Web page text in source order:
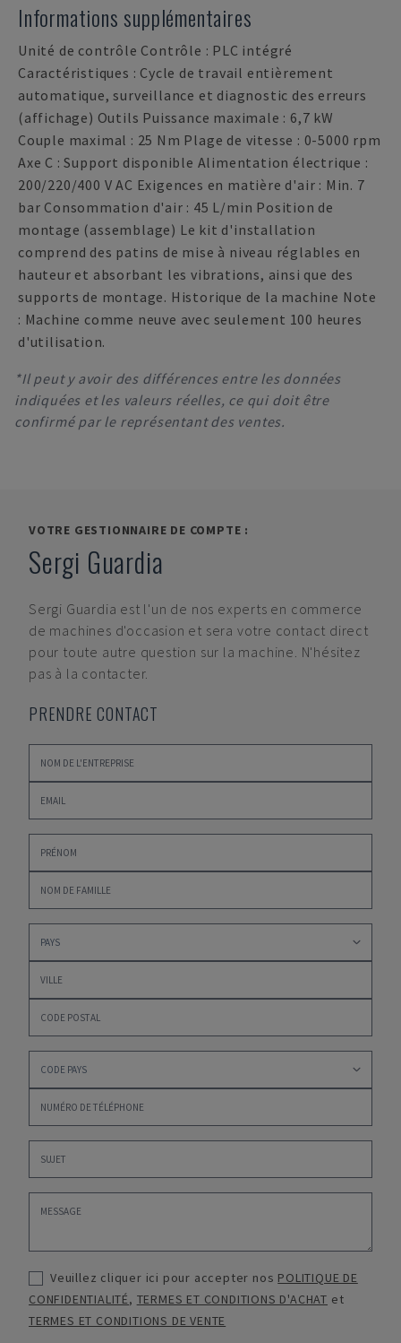
Informations supplémentaires
Unité de contrôle Contrôle : PLC intégré
Caractéristiques : Cycle de travail entièrement
automatique, surveillance et diagnostic des erreurs
(affichage) Outils Puissance maximale : 6,7 kW
Couple maximal : 25 Nm Plage de vitesse : 0-5000 rpm
Axe C : Support disponible Alimentation électrique :
200/220/400 V AC Exigences en matière d'air : Min. 7
bar Consommation d'air : 45 L/min Position de
montage (assemblage) Le kit d'installation
comprend des patins de mise à niveau réglables en
hauteur et absorbant les vibrations, ainsi que des
supports de montage. Historique de la machine Note
: Machine comme neuve avec seulement 100 heures
d'utilisation.
*Il peut y avoir des différences entre les données
indiquées et les valeurs réelles, ce qui doit être
confirmé par le représentant des ventes.
VOTRE GESTIONNAIRE DE COMPTE :
Sergi Guardia
Sergi Guardia est l'un de nos experts en commerce
de machines d'occasion et sera votre contact direct
pour toute autre question sur la machine. N'hésitez
pas à la contacter.
PRENDRE CONTACT
Veuillez cliquer ici pour accepter nos POLITIQUE DE
CONFIDENTIALITÉ, TERMES ET CONDITIONS D'ACHAT et
TERMES ET CONDITIONS DE VENTE